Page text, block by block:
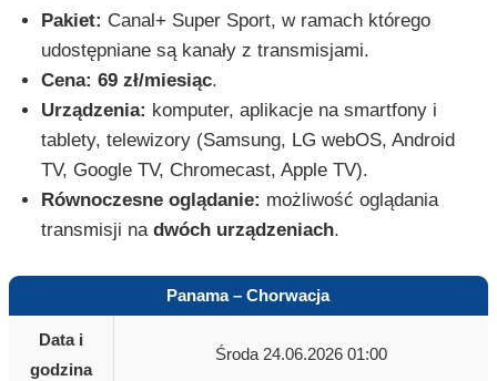
Pakiet: Canal+ Super Sport, w ramach którego
udostępniane są kanały z transmisjami.
Cena: 69 zł/miesiąc.
Urządzenia: komputer, aplikacje na smartfony i
tablety, telewizory (Samsung, LG webOS, Android
TV, Google TV, Chromecast, Apple TV).
Równoczesne oglądanie: możliwość oglądania
transmisji na dwóch urządzeniach.
Panama – Chorwacja
Data i
godzina
Środa 24.06.2026 01:00